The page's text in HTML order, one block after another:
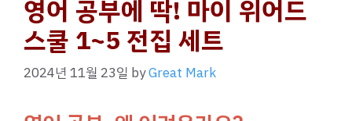
영어 공부에 딱! 마이 위어드
스쿨 1~5 전집 세트
2024년 11월 23일 byGreat Mark